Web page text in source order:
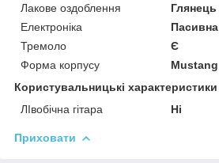
Лакове оздоблення
Глянець
Електроніка
Пасивна
Тремоло
Є
Форма корпусу
Mustang
Користувальницькі характеристики
ЛІвобічна гітара
Ні
Приховати